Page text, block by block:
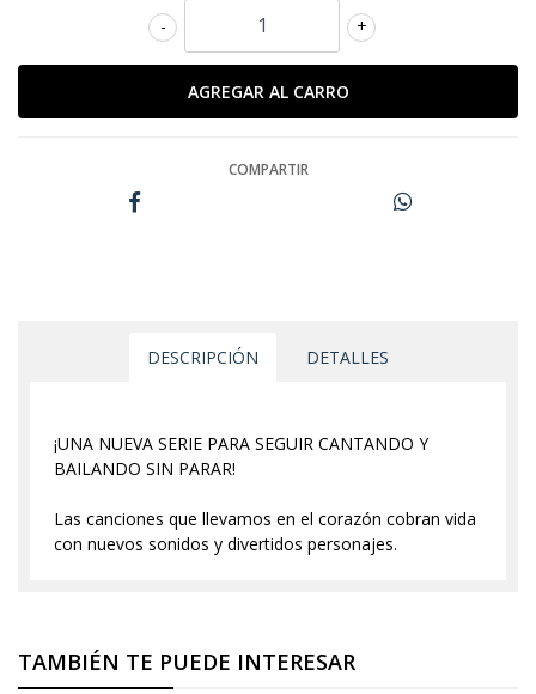
+
-
COMPARTIR
DESCRIPCIÓN DETALLES
¡UNA NUEVA SERIE PARA SEGUIR CANTANDO Y
BAILANDO SIN PARAR!
Las canciones que llevamos en el corazón cobran vida
con nuevos sonidos y divertidos personajes.
TAMBIÉN TE PUEDE INTERESAR